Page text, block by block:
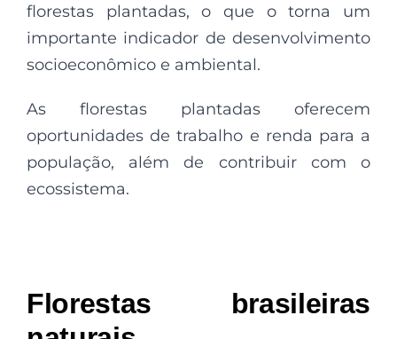
florestas plantadas, o que o torna um
importante indicador de desenvolvimento
socioeconômico e ambiental.
As florestas plantadas oferecem
oportunidades de trabalho e renda para a
população, além de contribuir com o
ecossistema.
Florestas brasileiras